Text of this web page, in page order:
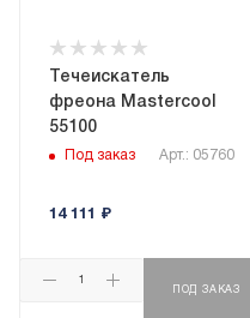
Течеискатель
фреона Mastercool
55100
Под заказ Арт.: 05760
14 111 ₽
ПОД ЗАКАЗ